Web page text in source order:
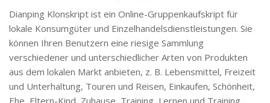
Dianping Klonskript ist ein Online-Gruppenkaufskript für
lokale Konsumgüter und Einzelhandelsdienstleistungen. Sie
können Ihren Benutzern eine riesige Sammlung
verschiedener und unterschiedlicher Arten von Produkten
aus dem lokalen Markt anbieten, z. B. Lebensmittel, Freizeit
und Unterhaltung, Touren und Reisen, Einkaufen, Schönheit,
Ehe, Eltern-Kind, Zuhause, Training, Lernen und Training,